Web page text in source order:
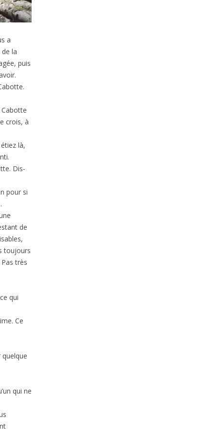
a
la
puis
crois, à
là,
Dis-
pour si
de
toujours
très
qui
Ce
qui ne